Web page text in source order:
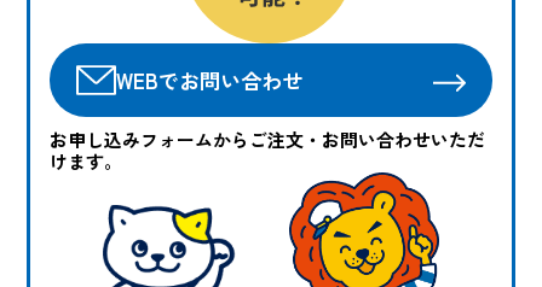
WEBでお問い合わせ
お申し込みフォームからご注文・お問い合わせいただ
けます。